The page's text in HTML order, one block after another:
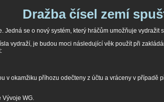
Dražba čísel zemí
Jedná se o nový systém, který hráčům umožňuje vydražit
vydraží, je budou moci následující věk použít při
v okamžiku příhozu odečteny z účtu a vráceny v případě
Vývoje WG.